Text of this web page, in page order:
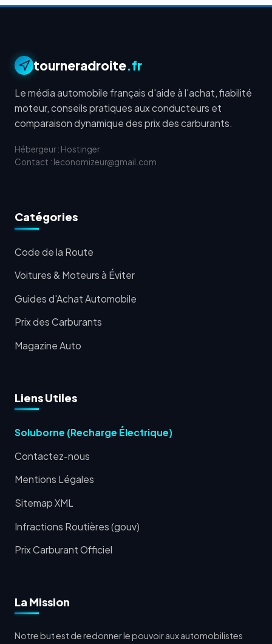
tourneradroite.fr
Le média automobile français d'aide à l'achat, fiabilité
moteur, conseils pratiques aux conducteurs et
comparaison dynamique des prix des carburants.
Hébergeur : Hostinger
Contact : leconomizeur@gmail.com
Catégories
Code de la Route
Voitures & Moteurs à Éviter
Guides d'Achat Automobile
Prix des Carburants
Magazine Auto
Liens Utiles
Soluborne (Recharge Électrique)
Contactez-nous
Mentions Légales
Sitemap XML
Infractions Routières (gouv)
Prix Carburant Officiel
La Mission
Notre but est de redonner le pouvoir aux automobilistes